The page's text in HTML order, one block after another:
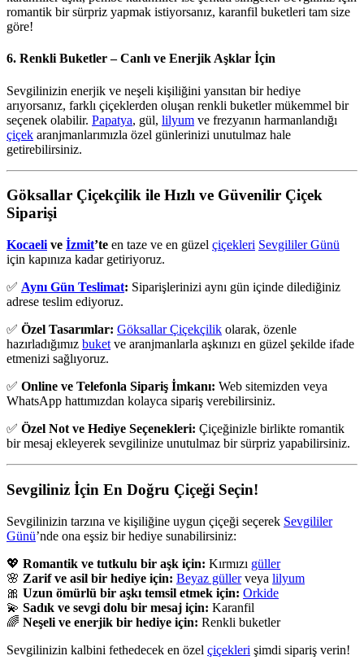
romantik bir sürpriz yapmak istiyorsanız, karanfil buketleri tam size
göre!
6. Renkli Buketler – Canlı ve Enerjik Aşklar İçin
Sevgilinizin enerjik ve neşeli kişiliğini yansıtan bir hediye
arıyorsanız, farklı çiçeklerden oluşan renkli buketler mükemmel bir
seçenek olabilir. Papatya, gül, lilyum ve frezyanın harmanlandığı
çiçek aranjmanlarımızla özel günlerinizi unutulmaz hale
getirebilirsiniz.
Göksallar Çiçekçilik ile Hızlı ve Güvenilir Çiçek
Siparişi
Kocaeli ve İzmit’te en taze ve en güzel çiçekleri Sevgililer Günü
için kapınıza kadar getiriyoruz.
✅ Aynı Gün Teslimat: Siparişlerinizi aynı gün içinde dilediğiniz
adrese teslim ediyoruz.
✅ Özel Tasarımlar: Göksallar Çiçekçilik olarak, özenle
hazırladığımız buket ve aranjmanlarla aşkınızı en güzel şekilde ifade
etmenizi sağlıyoruz.
✅ Online ve Telefonla Sipariş İmkanı: Web sitemizden veya
WhatsApp hattımızdan kolayca sipariş verebilirsiniz.
✅ Özel Not ve Hediye Seçenekleri: Çiçeğinizle birlikte romantik
bir mesaj ekleyerek sevgilinize unutulmaz bir sürpriz yapabilirsiniz.
Sevgiliniz İçin En Doğru Çiçeği Seçin!
Sevgilinizin tarzına ve kişiliğine uygun çiçeği seçerek Sevgililer
Günü’nde ona eşsiz bir hediye sunabilirsiniz:
💖 Romantik ve tutkulu bir aşk için: Kırmızı güller
🌸 Zarif ve asil bir hediye için: Beyaz güllerveya lilyum
🎀 Uzun ömürlü bir aşkı temsil etmek için: Orkide
💫 Sadık ve sevgi dolu bir mesaj için: Karanfil
🌈 Neşeli ve enerjik bir hediye için: Renkli buketler
Sevgilinizin kalbini fethedecek en özel çiçekleri şimdi sipariş verin!